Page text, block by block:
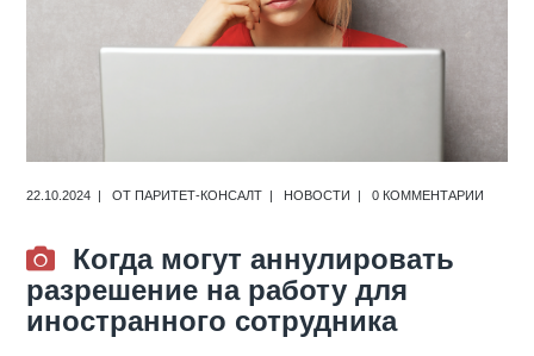
22.10.2024 ОТПАРИТЕТ-КОНСАЛТ НОВОСТИ 0 КОММЕНТАРИИ
Когда могут аннулировать
разрешение на работу для
иностранного сотрудника